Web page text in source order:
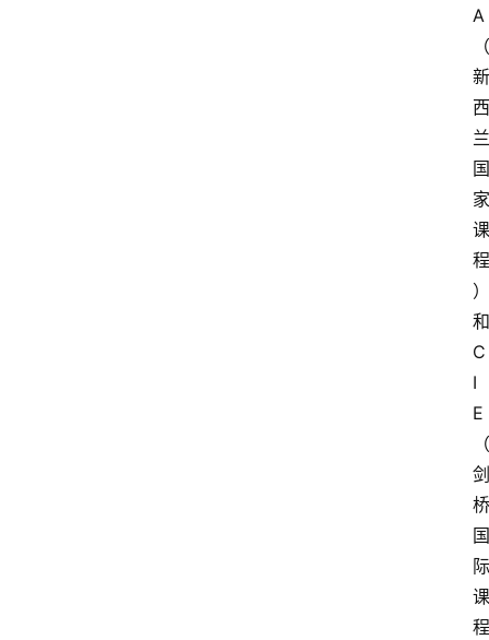
A
（
新
西
兰
国
家
课
程
）
和
C
I
E
（
剑
桥
国
际
课
程